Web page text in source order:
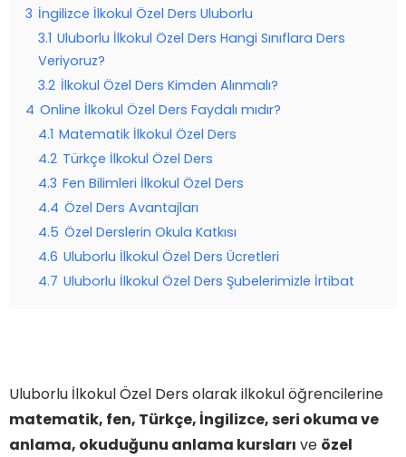
3 İngilizce İlkokul Özel Ders Uluborlu
3.1 Uluborlu İlkokul Özel Ders Hangi Sınıflara Ders
Veriyoruz?
3.2 İlkokul Özel Ders Kimden Alınmalı?
4 Online İlkokul Özel Ders Faydalı mıdır?
4.1 Matematik İlkokul Özel Ders
4.2 Türkçe İlkokul Özel Ders
4.3 Fen Bilimleri İlkokul Özel Ders
4.4 Özel Ders Avantajları
4.5 Özel Derslerin Okula Katkısı
4.6 Uluborlu İlkokul Özel Ders Ücretleri
4.7 Uluborlu İlkokul Özel Ders Şubelerimizle İrtibat
Uluborlu İlkokul Özel Ders olarak ilkokul öğrencilerine
matematik, fen, Türkçe, İngilizce, seri okuma ve
anlama, okuduğunu anlama kursları ve özel